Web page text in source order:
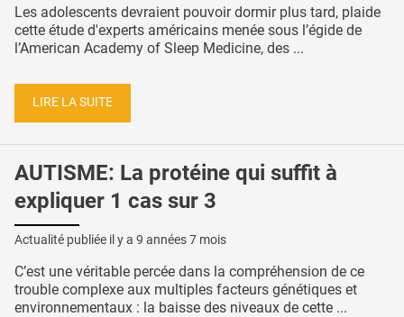
Les adolescents devraient pouvoir dormir plus tard, plaide
cette étude d'experts américains menée sous l’égide de
l’American Academy of Sleep Medicine, des ...
LIRE LA SUITE
AUTISME: La protéine qui suffit à
expliquer 1 cas sur 3
Actualité publiée il y a 9 années 7 mois
C’est une véritable percée dans la compréhension de ce
trouble complexe aux multiples facteurs génétiques et
environnementaux : la baisse des niveaux de cette ...